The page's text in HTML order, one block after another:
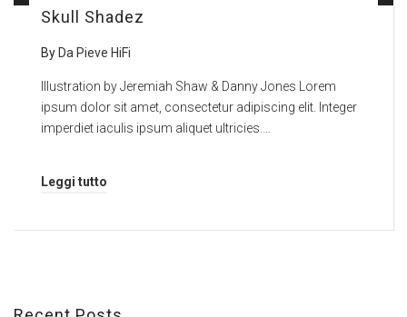
Skull Shadez
By Da Pieve HiFi
Illustration by Jeremiah Shaw & Danny Jones Lorem
ipsum dolor sit amet, consectetur adipiscing elit. Integer
imperdiet iaculis ipsum aliquet ultricies.…
Leggi tutto